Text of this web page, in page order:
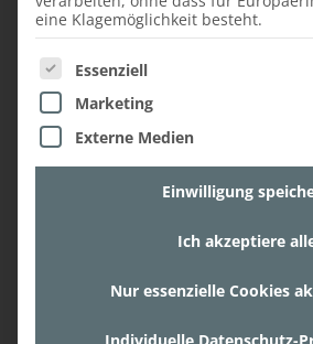
eine Klagemöglichkeit besteht.
Es folgt eine Liste der
Essenziell
Marketing
Externe Medien
Einwilligung
Ich akzeptiere
Nur essenzielle Cookies